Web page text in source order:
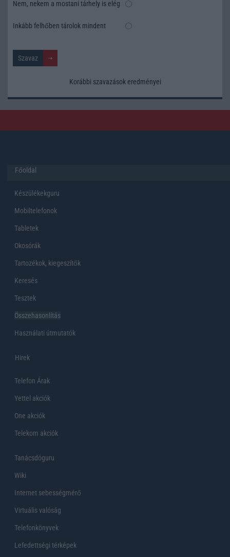
Nem, nekem a mostani tárhely is elég
Inkább felhőben tárolok mindent
Korábbi szavazások eredményei
Főoldal
Készülékekguru
Mobiltelefonok
Tabletek
Okosórák
Tartozékok, kiegeszítők
Keresés
Tesztek
Összehasonlítás
Használati útmutatók
Hirek
Telefon Árak
Yettel akciók
One akciók
Telekom akciók
Tanácsdóguru
Wiki
Internet sebességmérő
Virtuális valóság
Telefonkönyvek
Lefedettségi térképek